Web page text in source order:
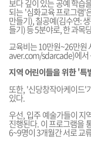
보다 깊이 있는 공예 학습
되는 '심화교육 프로그램'
만들기), 칠공예(김수연:
들기) 등 5분야로, 한 과목
교육비는 10만원~26만원
aver.com/sdarcade)에서
지역 어린이들을 위한 '특
또한, '신당창작아케이드'
있다.
우선, 입주 예술가들이 지
진행된다. 이 프로그램을
6~9명이 3개월간 서로 교